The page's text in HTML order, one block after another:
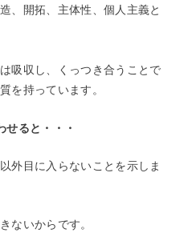
、開拓、主体性、個人主義と
吸収し、くっつき合うことで
を持っています。
ると・・・
外目に入らないことを示しま
ないからです。